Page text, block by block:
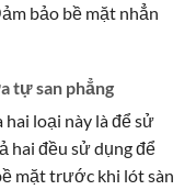
bảo bề mặt nhẳn
tự san phẳng
loại này là để sử
hai đều sử dụng để
mặt trước khi lót sàn